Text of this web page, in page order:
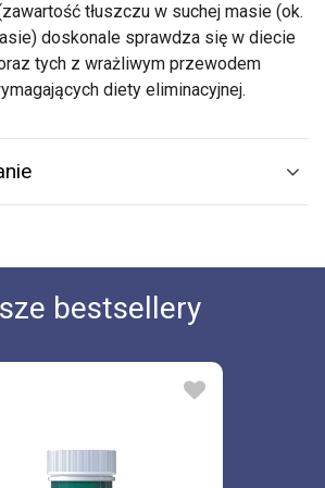
tłuszczu w suchej masie (ok.
doskonale sprawdza się w diecie
tych z wrażliwym przewodem
diety eliminacyjnej.
bestsellery